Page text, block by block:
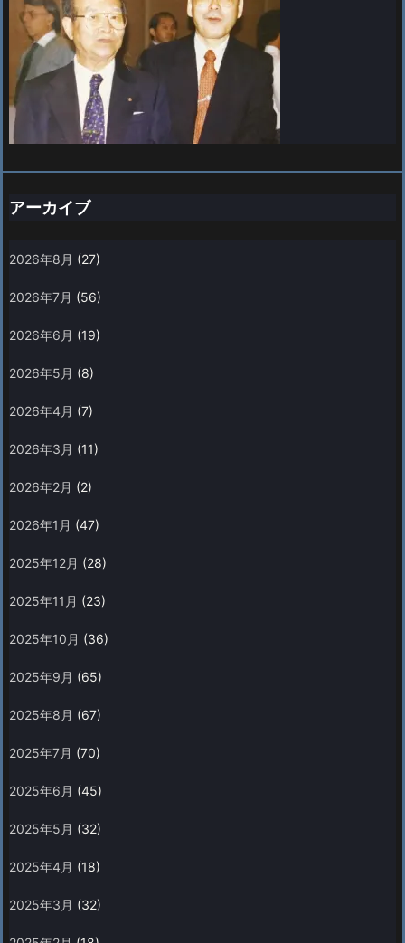
アーカイブ
2026年8月 (27)
2026年7月 (56)
2026年6月 (19)
2026年5月 (8)
2026年4月 (7)
2026年3月 (11)
2026年2月 (2)
2026年1月 (47)
2025年12月 (28)
2025年11月 (23)
2025年10月 (36)
2025年9月 (65)
2025年8月 (67)
2025年7月 (70)
2025年6月 (45)
2025年5月 (32)
2025年4月 (18)
2025年3月 (32)